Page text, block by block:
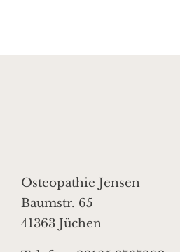
Osteopathie Jensen
Baumstr. 65
41363 Jüchen